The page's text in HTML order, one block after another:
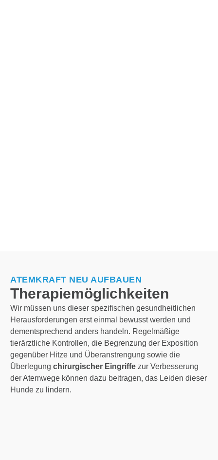
ATEMKRAFT NEU AUFBAUEN
Therapiemöglichkeiten
Wir müssen uns dieser spezifischen gesundheitlichen
Herausforderungen erst einmal bewusst werden und
dementsprechend anders handeln. Regelmäßige
tierärztliche Kontrollen, die Begrenzung der Exposition
gegenüber Hitze und Überanstrengung sowie die
Überlegung chirurgischer Eingriffe zur Verbesserung
der Atemwege können dazu beitragen, das Leiden dieser
Hunde zu lindern.